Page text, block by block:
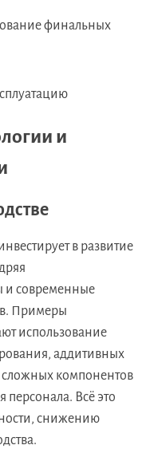
финальных
и
в развитие
и современные
Примеры
использование
аддитивных
сложных компонентов
персонала. Всё это
снижению